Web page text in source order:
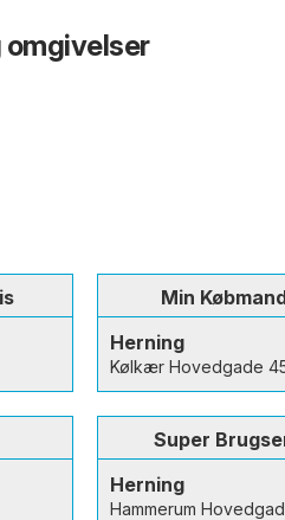
Min
Herning
Kølkær Hovedgade
Super
Herning
Hammerum